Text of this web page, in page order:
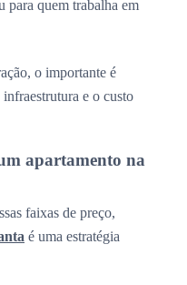
para quem trabalha em
o importante é
e o custo
apartamento na
faixas de preço,
é uma estratégia